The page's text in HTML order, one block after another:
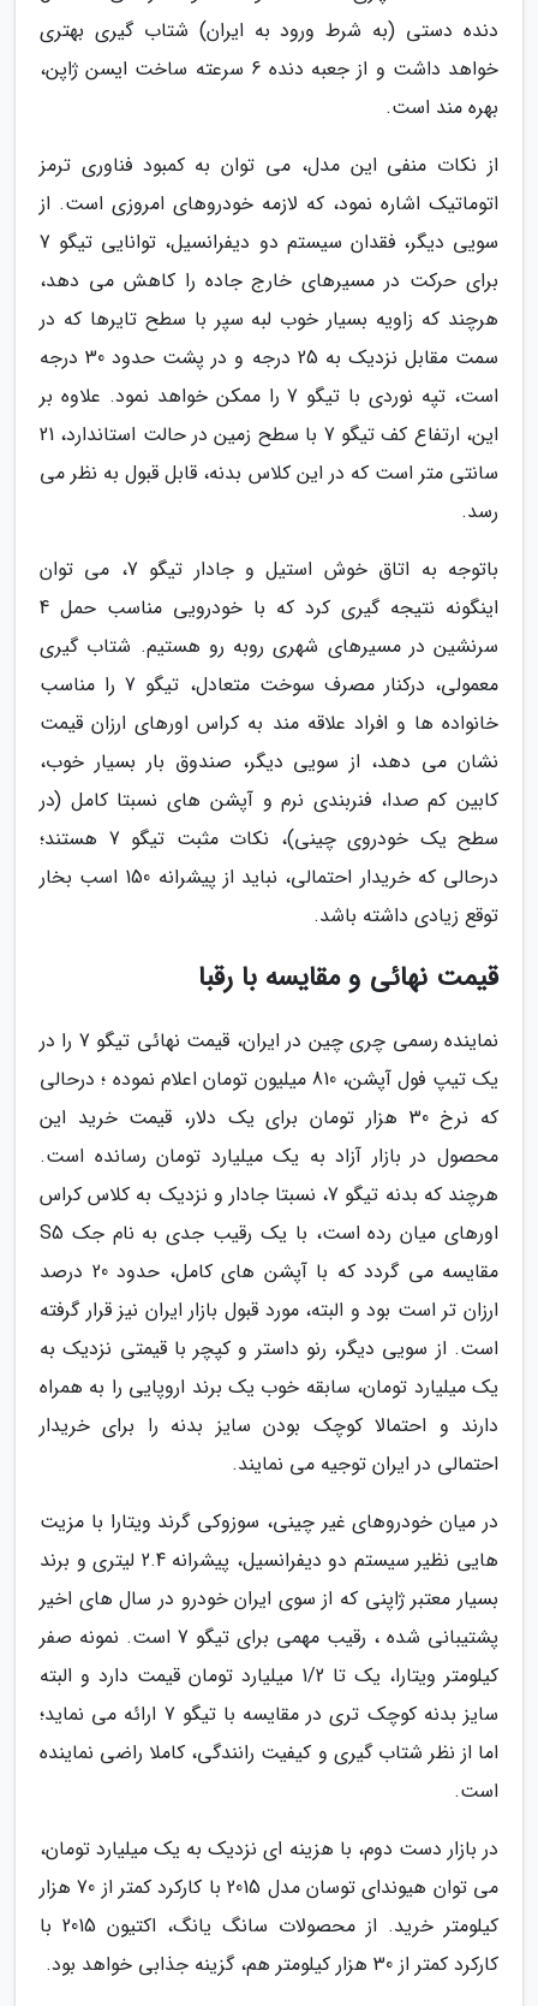
دنده دستی (به شرط ورود به ایران) شتاب گیری بهتری
خواهد داشت و از جعبه دنده 6 سرعته ساخت ایسن ژاپن،
بهره مند است.
از نکات منفی این مدل، می توان به کمبود فناوری ترمز
اتوماتیک اشاره نمود، که لازمه خودروهای امروزی است. از
سویی دیگر، فقدان سیستم دو دیفرانسیل، توانایی تیگو 7
برای حرکت در مسیرهای خارج جاده را کاهش می دهد،
هرچند که زاویه بسیار خوب لبه سپر با سطح تایرها که در
سمت مقابل نزدیک به 25 درجه و در پشت حدود 30 درجه
است، تپه نوردی با تیگو 7 را ممکن خواهد نمود. علاوه بر
این، ارتفاع کف تیگو 7 با سطح زمین در حالت استاندارد، 21
سانتی متر است که در این کلاس بدنه، قابل قبول به نظر می
رسد.
باتوجه به اتاق خوش استیل و جادار تیگو 7، می توان
اینگونه نتیجه گیری کرد که با خودرویی مناسب حمل 4
سرنشین در مسیرهای شهری روبه رو هستیم. شتاب گیری
معمولی، درکنار مصرف سوخت متعادل، تیگو 7 را مناسب
خانواده ها و افراد علاقه مند به کراس اورهای ارزان قیمت
نشان می دهد، از سویی دیگر، صندوق بار بسیار خوب،
کابین کم صدا، فنربندی نرم و آپشن های نسبتا کامل (در
سطح یک خودروی چینی)، نکات مثبت تیگو 7 هستند؛
درحالی که خریدار احتمالی، نباید از پیشرانه 150 اسب بخار
توقع زیادی داشته باشد.
قیمت نهائی و مقایسه با رقبا
نماینده رسمی چری چین در ایران، قیمت نهائی تیگو 7 را در
یک تیپ فول آپشن، 810 میلیون تومان اعلام نموده ؛ درحالی
که نرخ 30 هزار تومان برای یک دلار، قیمت خرید این
محصول در بازار آزاد به یک میلیارد تومان رسانده است.
هرچند که بدنه تیگو 7، نسبتا جادار و نزدیک به کلاس کراس
اورهای میان رده است، با یک رقیب جدی به نام جک S5
مقایسه می گردد که با آپشن های کامل، حدود 20 درصد
ارزان تر است بود و البته، مورد قبول بازار ایران نیز قرار گرفته
است. از سویی دیگر، رنو داستر و کپچر با قیمتی نزدیک به
یک میلیارد تومان، سابقه خوب یک برند اروپایی را به همراه
دارند و احتمالا کوچک بودن سایز بدنه را برای خریدار
احتمالی در ایران توجیه می نمایند.
در میان خودروهای غیر چینی، سوزوکی گرند ویتارا با مزیت
هایی نظیر سیستم دو دیفرانسیل، پیشرانه 2.4 لیتری و برند
بسیار معتبر ژاپنی که از سوی ایران خودرو در سال های اخیر
پشتیبانی شده ، رقیب مهمی برای تیگو 7 است. نمونه صفر
کیلومتر ویتارا، یک تا 1/2 میلیارد تومان قیمت دارد و البته
سایز بدنه کوچک تری در مقایسه با تیگو 7 ارائه می نماید؛
اما از نظر شتاب گیری و کیفیت رانندگی، کاملا راضی نماینده
است.
در بازار دست دوم، با هزینه ای نزدیک به یک میلیارد تومان،
می توان هیوندای توسان مدل 2015 با کارکرد کمتر از 70 هزار
کیلومتر خرید. از محصولات سانگ یانگ، اکتیون 2015 با
کارکرد کمتر از 30 هزار کیلومتر هم، گزینه جذابی خواهد بود.